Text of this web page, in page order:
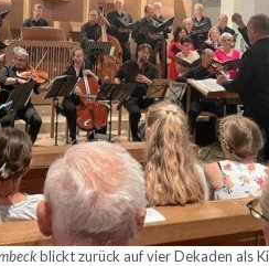
blickt zurück auf vier Dekaden als